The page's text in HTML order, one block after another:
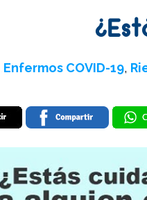
Enfermos COVID-19,